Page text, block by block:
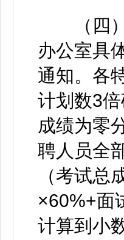
（四）
办公室具
通知。各
计划数3
成绩为零
聘人员全
（考试
×60%+面
计算到小